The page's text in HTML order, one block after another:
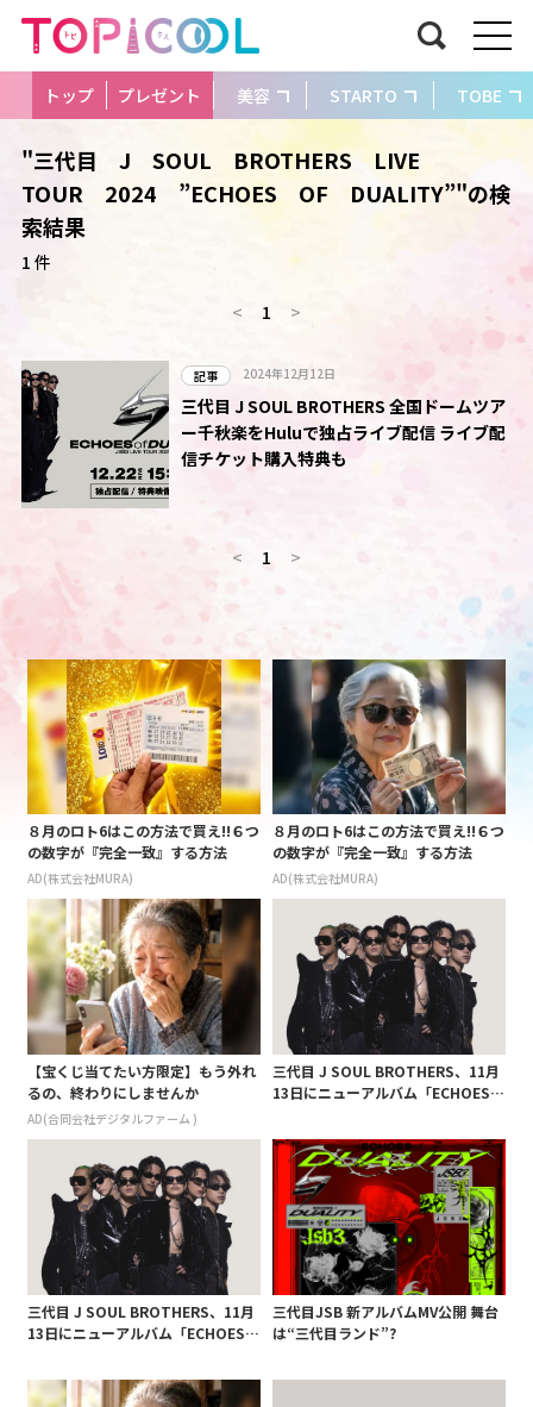
トップ プレゼント 美容 STARTO TOBE
"三代目 J SOUL BROTHERS LIVE
TOUR 2024 ”ECHOES OF DUALITY”"の検
索結果
1 件
< 1 >
記事 2024年12月12日
三代目 J SOUL BROTHERS 全国ドームツア
ー千秋楽をHuluで独占ライブ配信 ライブ配
信チケット購入特典も
< 1 >
８月のロト6はこの方法で買え!!６つ
の数字が『完全一致』する方法
AD(株式会社MURA)
８月のロト6はこの方法で買え!!６つ
の数字が『完全一致』する方法
AD(株式会社MURA)
【宝くじ当てたい方限定】もう外れ
るの、終わりにしませんか
AD(合同会社デジタルファーム )
三代目 J SOUL BROTHERS、11月
13日にニューアルバム「ECHOES O
三代目 J SOUL BROTHERS、11月
13日にニューアルバム「ECHOES O
三代目JSB 新アルバムMV公開 舞台
は“三代目ランド”?